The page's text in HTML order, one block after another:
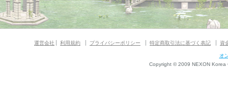
運営会社 利用規約 プライバシーポリシー 特定商取引法に基づく表記 資
オ
Copyright © 2009 NEXON Korea